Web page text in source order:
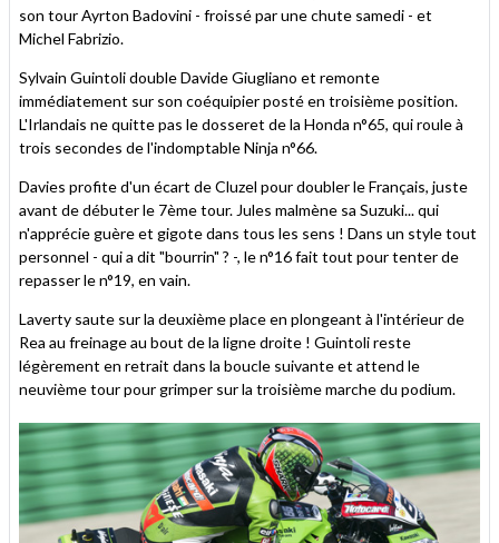
son tour Ayrton Badovini - froissé par une chute samedi - et
Michel Fabrizio.
Sylvain Guintoli double Davide Giugliano et remonte
immédiatement sur son coéquipier posté en troisième position.
L'Irlandais ne quitte pas le dosseret de la Honda n°65, qui roule à
trois secondes de l'indomptable Ninja n°66.
Davies profite d'un écart de Cluzel pour doubler le Français, juste
avant de débuter le 7ème tour. Jules malmène sa Suzuki... qui
n'apprécie guère et gigote dans tous les sens ! Dans un style tout
personnel - qui a dit "bourrin" ? -, le n°16 fait tout pour tenter de
repasser le n°19, en vain.
Laverty saute sur la deuxième place en plongeant à l'intérieur de
Rea au freinage au bout de la ligne droite ! Guintoli reste
légèrement en retrait dans la boucle suivante et attend le
neuvième tour pour grimper sur la troisième marche du podium.